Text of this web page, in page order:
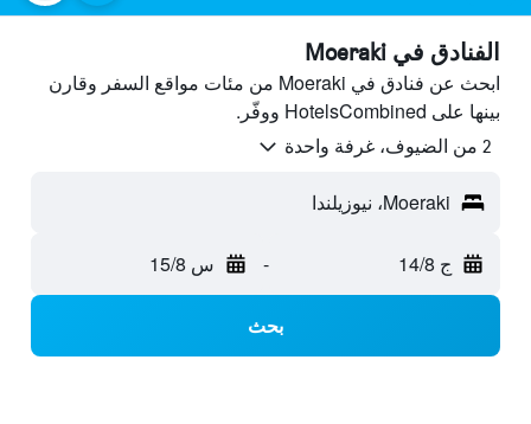
الفنادق في Moeraki
ابحث عن فنادق في Moeraki من مئات مواقع السفر وقارن
بينها على HotelsCombined ووفّر.
2 من الضيوف، غرفة واحدة
Moeraki، نيوزيلندا
ج 14/8 - س 15/8
بحث